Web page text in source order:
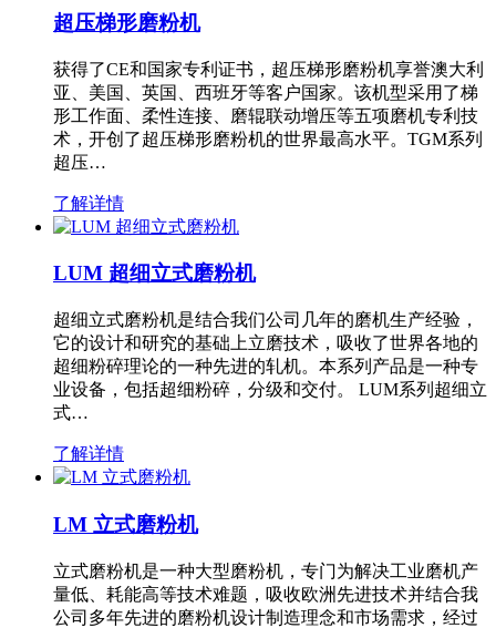
超压梯形磨粉机
获得了CE和国家专利证书，超压梯形磨粉机享誉澳大利
亚、美国、英国、西班牙等客户国家。该机型采用了梯
形工作面、柔性连接、磨辊联动增压等五项磨机专利技
术，开创了超压梯形磨粉机的世界最高水平。TGM系列
超压…
了解详情
LUM 超细立式磨粉机
超细立式磨粉机是结合我们公司几年的磨机生产经验，
它的设计和研究的基础上立磨技术，吸收了世界各地的
超细粉碎理论的一种先进的轧机。本系列产品是一种专
业设备，包括超细粉碎，分级和交付。 LUM系列超细立
式…
了解详情
LM 立式磨粉机
立式磨粉机是一种大型磨粉机，专门为解决工业磨机产
量低、耗能高等技术难题，吸收欧洲先进技术并结合我
公司多年先进的磨粉机设计制造理念和市场需求，经过